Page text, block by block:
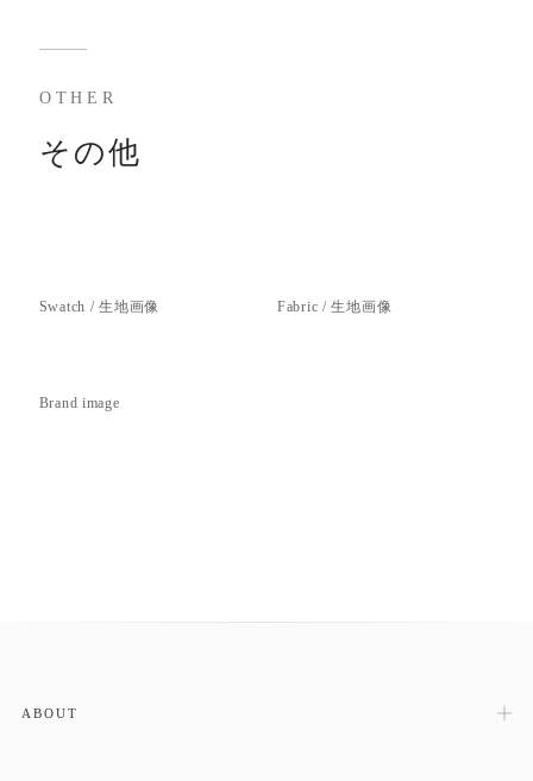
OTHER
その他
Swatch / 生地画像 Fabric / 生地画像
Brand image
ABOUT